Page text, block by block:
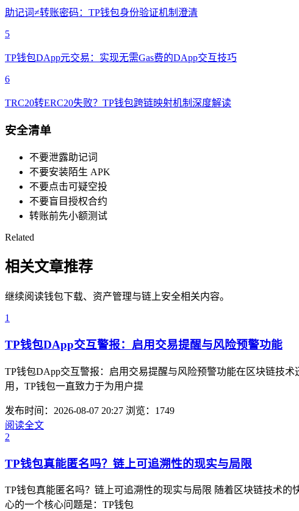
助记词≠转账密码：TP钱包身份验证机制澄清
5
TP钱包DApp元交易：实现无需Gas费的DApp交互技巧
6
TRC20转ERC20失败？TP钱包跨链映射机制深度解读
安全清单
不要泄露助记词
不要安装陌生 APK
不要点击可疑空投
不要盲目授权合约
转账前先小额测试
Related
相关文章推荐
继续阅读钱包下载、资产管理与链上安全相关内容。
1
TP钱包DApp交互警报：启用交易提醒与风险预警功能
TP钱包DApp交互警报：启用交易提醒与风险预警功能在区块链技
用，TP钱包一直致力于为用户提
发布时间：2026-08-07 20:27 浏览：1749
阅读全文
2
TP钱包真能匿名吗？链上可追溯性的现实与局限
TP钱包真能匿名吗？链上可追溯性的现实与局限 随着区块链技术
心的一个核心问题是：TP钱包